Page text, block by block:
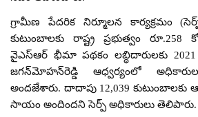
గ్రామీణ పేదరిక నిర్మూలన కార్యక్రమం
కుటుంబాలకు రాష్ట్ర ప్రభుత్వం రూ.258
వైఎస్‌ఆర్‌ భీమా పథకం లబ్ధిదారులకు
జగన్‌మోహన్‌రెడ్డి ఆధ్వర్యంలో
అందజేశారు. దాదాపు 12,039 కుటుంబాలకు ఆ
సాయం అందిందని సెర్ప్ అధికారులు తెలిపారు.